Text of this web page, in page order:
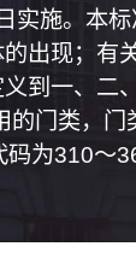
施。本
出现；
到一、二
门类，
为310～